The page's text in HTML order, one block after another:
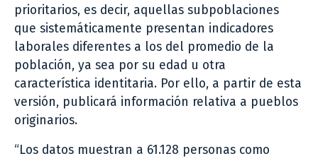
prioritarios, es decir, aquellas subpoblaciones
que sistemáticamente presentan indicadores
laborales diferentes a los del promedio de la
población, ya sea por su edad u otra
característica identitaria. Por ello, a partir de esta
versión, publicará información relativa a pueblos
originarios.
“Los datos muestran a 61.128 personas como